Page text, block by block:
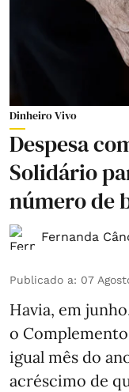
Dinheiro Vivo
Despesa
Solidário
número de
Fernanda
Publicado a: 07
Havia, em
o
igual mês do
acréscimo de